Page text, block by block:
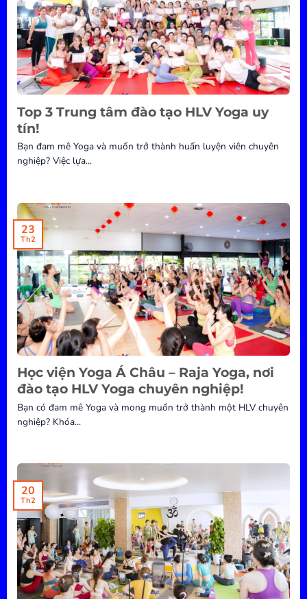
Top 3 Trung tâm đào tạo HLV Yoga uy
tín!
Bạn đam mê Yoga và muốn trở thành huấn luyện viên chuyên
nghiệp? Việc lựa...
Học viện Yoga Á Châu – Raja Yoga, nơi
đào tạo HLV Yoga chuyên nghiệp!
Bạn có đam mê Yoga và mong muốn trở thành một HLV chuyên
nghiệp? Khóa...
23
Th2
20
Th2